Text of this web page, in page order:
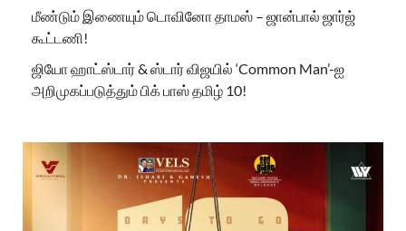
மீண்டும் இணையும் டொவினோ தாமஸ் – ஜான்பால் ஜார்ஜ்
கூட்டணி!
ஜியோ ஹாட்ஸ்டார் & ஸ்டார் விஜயில் ‘Common Man’-ஐ
அறிமுகப்படுத்தும் பிக் பாஸ் தமிழ் 10!